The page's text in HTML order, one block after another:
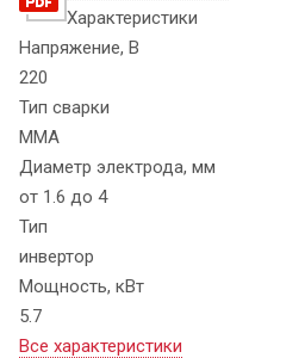
Характеристики
Напряжение, В
220
Тип сварки
MMA
Диаметр электрода, мм
от 1.6 до 4
Тип
инвертор
Мощность, кВт
5.7
Все характеристики